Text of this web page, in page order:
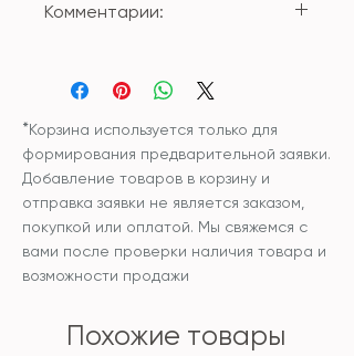
100% полиестер
внутренней подушки:
гипоаллергенный
наполнитель
Уход: рекомендована
химчистка изделия.
Температура не выше 30С
Комментарии:
цену изделия
*Корзина используется только для
формирования предварительной заявки.
Добавление товаров в корзину и
отправка заявки не является заказом,
покупкой или оплатой. Мы свяжемся с
вами после проверки наличия товара и
возможности продажи
Похожие товары